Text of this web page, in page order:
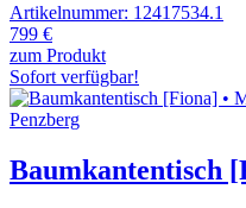
Artikelnummer: 12417534.1
799 €
zum Produkt
Sofort verfügbar!
Baumkantentisch